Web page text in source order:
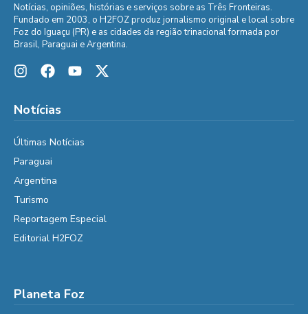
Notícias, opiniões, histórias e serviços sobre as Três Fronteiras.
Fundado em 2003, o H2FOZ produz jornalismo original e local sobre
Foz do Iguaçu (PR) e as cidades da região trinacional formada por
Brasil, Paraguai e Argentina.
Notícias
Últimas Notícias
Paraguai
Argentina
Turismo
Reportagem Especial
Editorial H2FOZ
Planeta Foz